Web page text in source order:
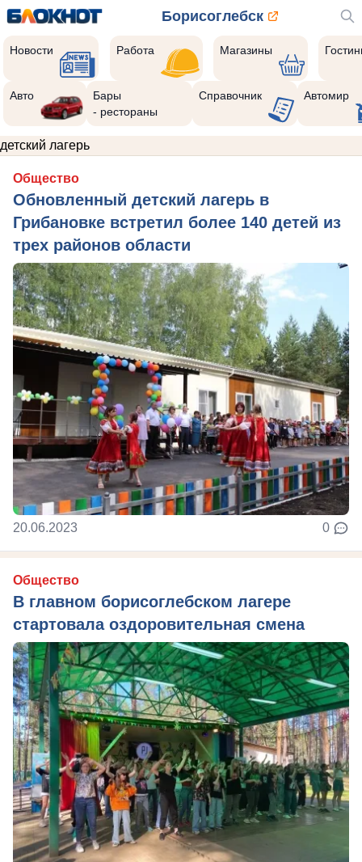
Борисоглебск
Новости Работа Магазины
Авто
Бары
- рестораны
Справочник Автомир
детский лагерь
Общество
Обновленный детский лагерь в
Грибановке встретил более 140 детей из
трех районов области
20.06.2023 0
Общество
В главном борисоглебском лагере
стартовала оздоровительная смена